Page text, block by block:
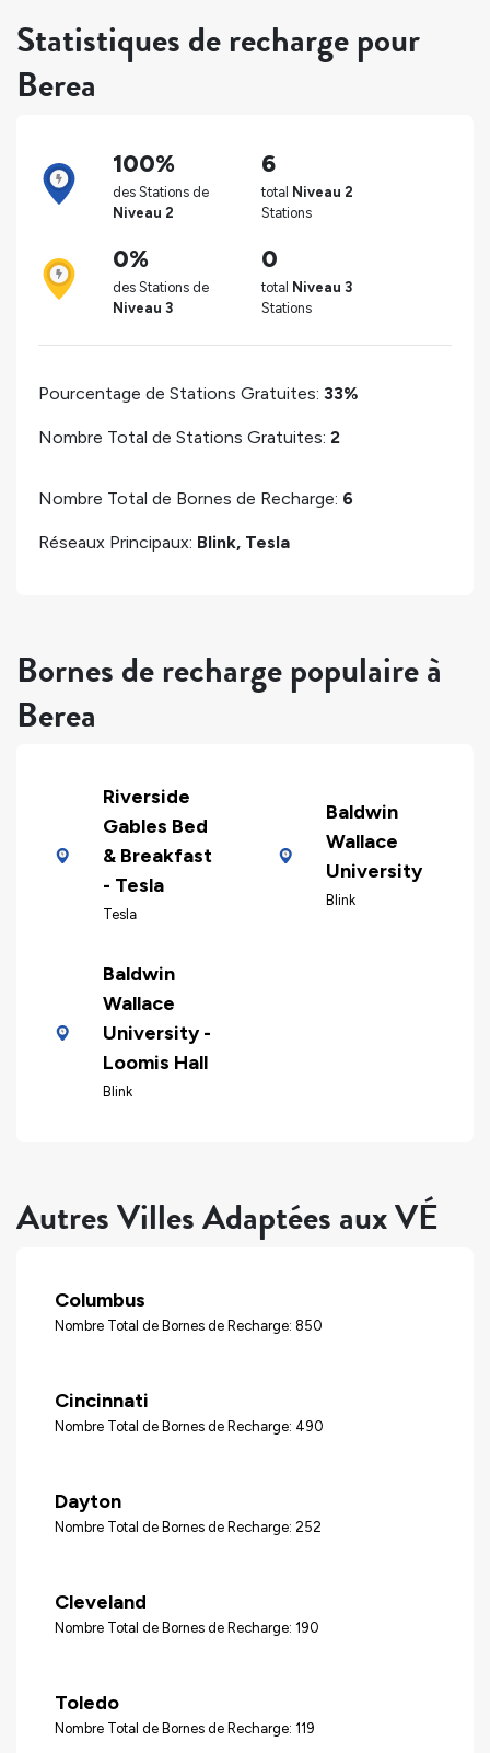
Statistiques de recharge pour
Berea
100%
des Stations de
Niveau 2
6
total Niveau 2
Stations
0%
des Stations de
Niveau 3
0
total Niveau 3
Stations
Pourcentage de Stations Gratuites: 33%
Nombre Total de Stations Gratuites: 2
Nombre Total de Bornes de Recharge: 6
Réseaux Principaux: Blink, Tesla
Bornes de recharge populaire à
Berea
Riverside
Gables Bed
& Breakfast
- Tesla
Tesla
Baldwin
Wallace
University
Blink
Baldwin
Wallace
University -
Loomis Hall
Blink
Autres Villes Adaptées aux VÉ
Columbus
Nombre Total de Bornes de Recharge: 850
Cincinnati
Nombre Total de Bornes de Recharge: 490
Dayton
Nombre Total de Bornes de Recharge: 252
Cleveland
Nombre Total de Bornes de Recharge: 190
Toledo
Nombre Total de Bornes de Recharge: 119